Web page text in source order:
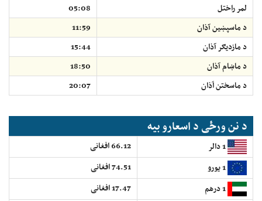
لمر راختل
05:08
د ماسپښين آذان
11:59
د مازديګر آذان
15:44
د ماښام آذان
18:50
د ماسختن اَذان
20:07
د نن ورځی د اسعارو بیه
66.12 افغانی
74.51 افغانی
17.47 افغانی